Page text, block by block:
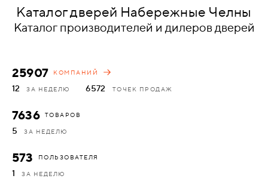
КОМПЛЕКТУЮЩИЕ
"УМНЫЙ
ДОМ"
Каталог дверей Набережные Челны
Каталог производителей и дилеров дверей
25907 КОМПАНИЙ
12 ЗА НЕДЕЛЮ 6572 ТОЧЕК ПРОДАЖ
7636 ТОВАРОВ
5 ЗА НЕДЕЛЮ
573 ПОЛЬЗОВАТЕЛЯ
1 ЗА НЕДЕЛЮ